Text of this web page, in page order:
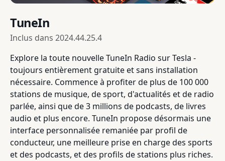
TuneIn
Inclus dans 2024.44.25.4
Explore la toute nouvelle TuneIn Radio sur Tesla -
toujours entièrement gratuite et sans installation
nécessaire. Commence à profiter de plus de 100 000
stations de musique, de sport, d'actualités et de radio
parlée, ainsi que de 3 millions de podcasts, de livres
audio et plus encore. TuneIn propose désormais une
interface personnalisée remaniée par profil de
conducteur, une meilleure prise en charge des sports
et des podcasts, et des profils de stations plus riches.